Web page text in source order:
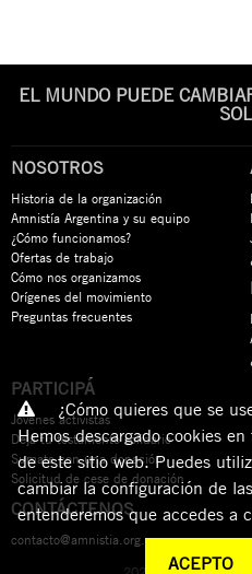
EL MUNDO PUEDE
NOSOTROS
Historia de la organización
Amnistía Argentina y su equipo
¿Cómo funcionamos?
Ofertas de trabajo
Cómo nos organizamos
Orígenes del movimiento
Preguntas frecuentes
PARTICIPÁ
Jóvenes activistas
Dejá tu testamento solidario
Sumate con una donación
Solicitud de cese de donación
CONTÁCTENOS
contacto@amnistia.org.ar
¿Cómo quieres que se
Hemos descargado cookies
de este sitio web. Puedes
cambiar la configuración de
entenderemos que accedes a
ACEPTO